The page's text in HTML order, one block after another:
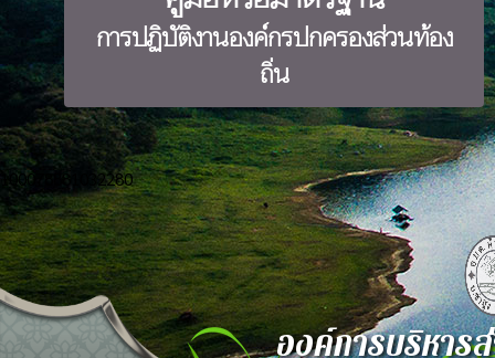
คู่มือหรือมาตรฐาน
การปฏิบัติงานองค์กรปกครองส่วนท้อง
ถิ่น
100078881032280